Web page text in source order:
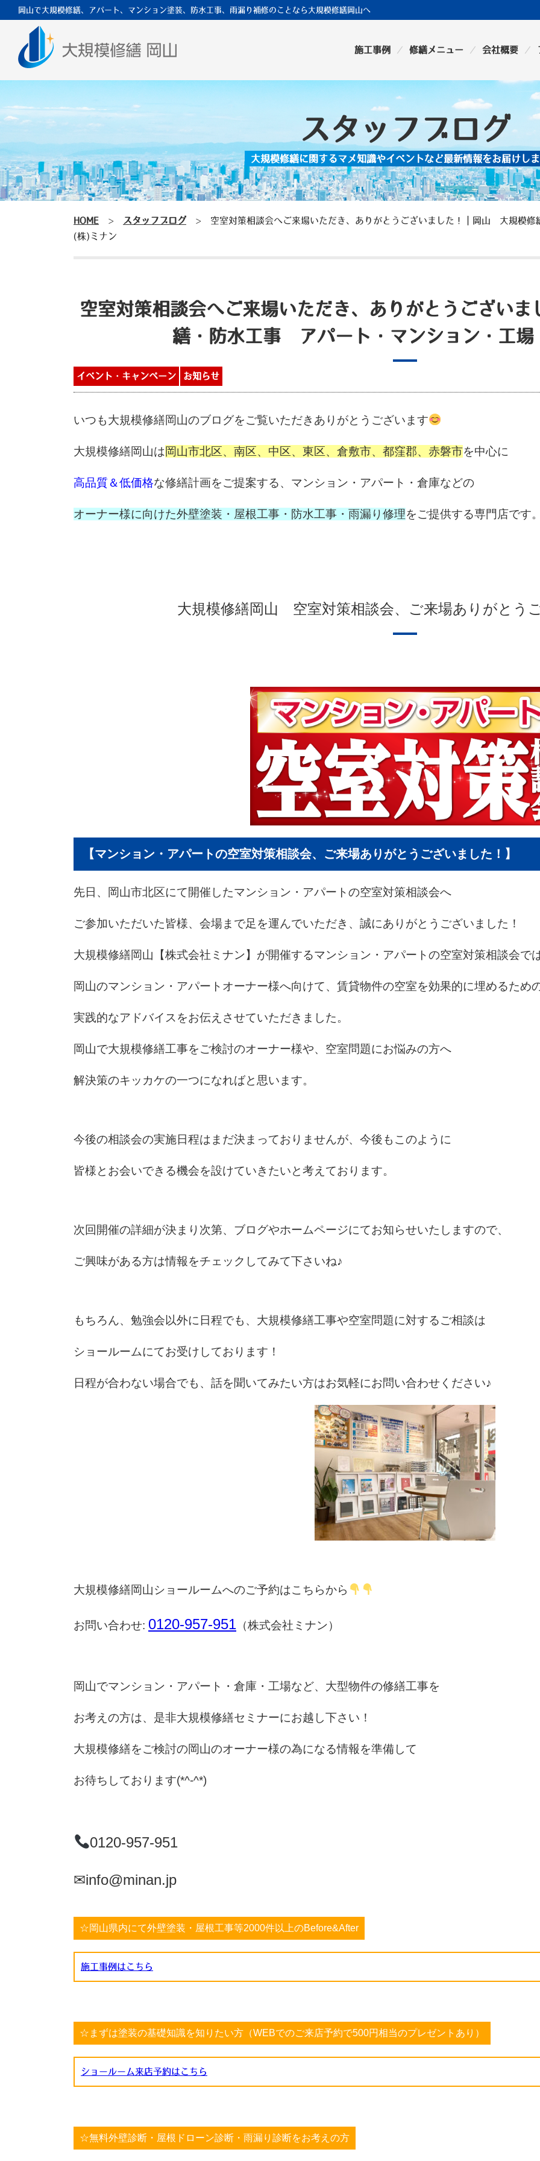
岡山で大規模修繕、アパート、マンション塗装、防水工事、雨漏り補修のことなら大規模修繕岡山へ
施工事例 修繕メニュー 会社概要
スタッフブログ
大規模修繕に関するマメ知識やイベントなど最新情報をお届けし
HOME > スタッフブログ > 空室対策相談会へご来場いただき、ありがとうございました！｜岡山 大規
(株)ミナン
空室対策相談会へご来場いただき、ありがとうござい
繕・防水工事 アパート・マンション・工
イベント・キャンペーン お知らせ
いつも大規模修繕岡山のブログをご覧いただきありがとうございます
大規模修繕岡山は岡山市北区、南区、中区、東区、倉敷市、都窪郡、赤磐市を中心に
高品質＆低価格な修繕計画をご提案する、マンション・アパート・倉庫などの
オーナー様に向けた外壁塗装・ 屋根工事・防水工事・雨漏り修理をご提供する専門店です
大規模修繕岡山 空室対策相談会、ご来場ありがとう
【マンション・アパートの空室対策相談会、ご来場ありがとうございました！】
先日、岡山市北区にて開催したマンション・アパートの空室対策相談会へ
ご参加いただいた皆様、会場まで足を運んでいただき、誠にありがとうございました！
大規模修繕岡山【株式会社ミナン】が開催するマンション・アパートの空室対策相談会で
岡山のマンション・アパートオーナー様へ向けて、賃貸物件の空室を効果的に埋めるため
実践的なアドバイスをお伝えさせていただきました。
岡山で大規模修繕工事をご検討のオーナー様や、空室問題にお悩みの方へ
解決策のキッカケの一つになればと思います。
今後の相談会の実施日程はまだ決まっておりませんが、今後もこのように
皆様とお会いできる機会を設けていきたいと考えております。
次回開催の詳細が決まり次第、ブログやホームページにてお知らせいたしますので、
ご興味がある方は情報をチェックしてみて下さいね♪
もちろん、勉強会以外に日程でも、大規模修繕工事や空室問題に対するご相談は
ショールームにてお受けしております！
日程が合わない場合でも、話を聞いてみたい方はお気軽にお問い合わせください♪
大規模修繕岡山ショールームへのご予約はこちらから
お問い合わせ: 0120-957-951 （株式会社ミナン）
岡山でマンション・アパート・倉庫・工場など、大型物件の修繕工事を
お考えの方は、是非大規模修繕セミナーにお越し下さい！
大規模修繕をご検討の岡山のオーナー様の為になる情報を準備して
お待ちしております(*^-^*)
0120-957-951
✉info@minan.jp
☆岡山県内にて外壁塗装・屋根工事等2000件以上のBefore&After
施工事例はこちら
☆まずは塗装の基礎知識を知りたい方（WEBでのご来店予約で500円相当のプレゼントあり）
ショールーム来店予約はこちら
☆無料外壁診断・屋根ドローン診断・雨漏り診断をお考えの方